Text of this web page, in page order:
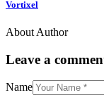
Vortixel
About Author
Leave a
Name